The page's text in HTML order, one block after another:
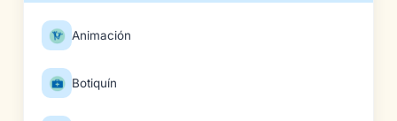
Animación
Botiquín